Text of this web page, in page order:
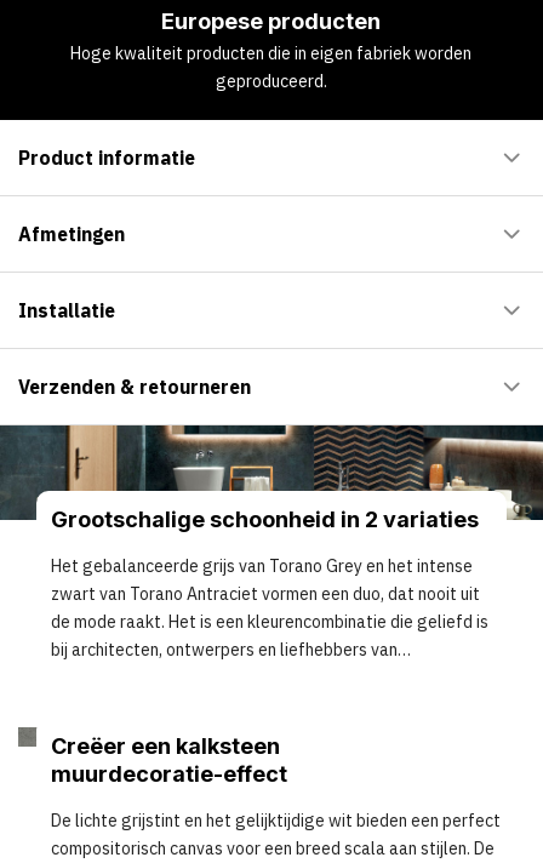
Europese producten
Hoge kwaliteit producten die in eigen fabriek worden
geproduceerd.
Product informatie
Afmetingen
Installatie
Verzenden & retourneren
Grootschalige schoonheid in 2 variaties
Het gebalanceerde grijs van Torano Grey en het intense
zwart van Torano Antraciet vormen een duo, dat nooit uit
de mode raakt. Het is een kleurencombinatie die geliefd is
bij architecten, ontwerpers en liefhebbers van
Creëer een kalksteen
muurdecoratie-effect
De lichte grijstint en het gelijktijdige wit bieden een perfect
compositorisch canvas voor een breed scala aan stijlen. De